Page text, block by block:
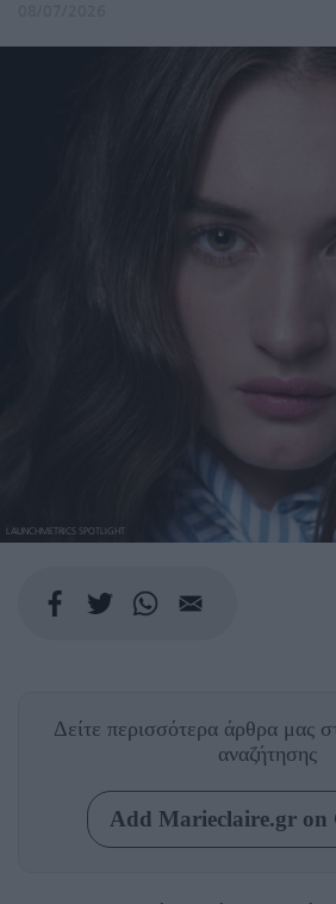
LAUNCHMETRICS SPOTLIGHT
Δείτε περισσότερα άρθρα μας
αναζήτησης
Add Marieclaire.gr on